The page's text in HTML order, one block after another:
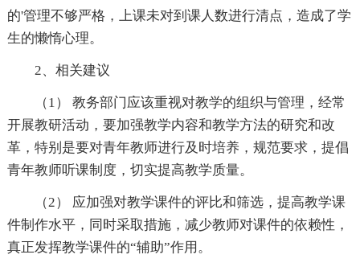
的'管理不够严格，上课未对到课人数进行清点，造成了学
生的懒惰心理。
2、相关建议
（1） 教务部门应该重视对教学的组织与管理，经常
开展教研活动，要加强教学内容和教学方法的研究和改
革，特别是要对青年教师进行及时培养，规范要求，提倡
青年教师听课制度，切实提高教学质量。
（2） 应加强对教学课件的评比和筛选，提高教学课
件制作水平，同时采取措施，减少教师对课件的依赖性，
真正发挥教学课件的“辅助”作用。